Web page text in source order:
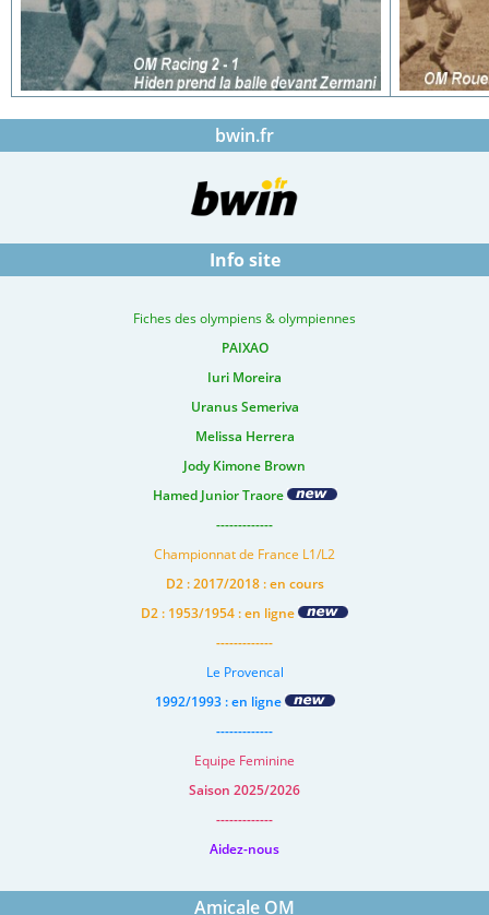
bwin.fr
Info site
Fiches des olympiens & olympiennes
PAIXAO
Iuri Moreira
Uranus Semeriva
Melissa Herrera
Jody Kimone Brown
Hamed Junior Traore
-------------
Championnat de France L1/L2
D2 : 2017/2018 : en cours
D2 : 1953/1954 : en ligne
-------------
Le Provencal
1992/1993 : en ligne
-------------
Equipe Feminine
Saison 2025/2026
-------------
Aidez-nous
Amicale OM